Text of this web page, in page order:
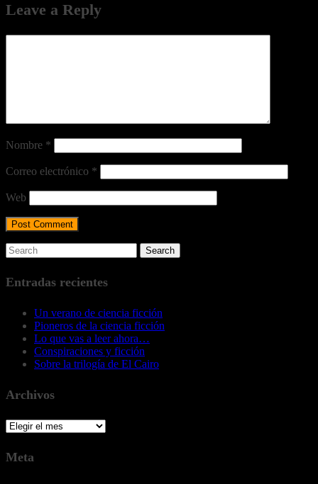
Leave a Reply
Nombre *
Correo electrónico *
Web
Entradas recientes
Un verano de ciencia ficción
Pioneros de la ciencia ficción
Lo que vas a leer ahora…
Conspiraciones y ficción
Sobre la trilogía de El Cairo
Archivos
Archivos
Meta